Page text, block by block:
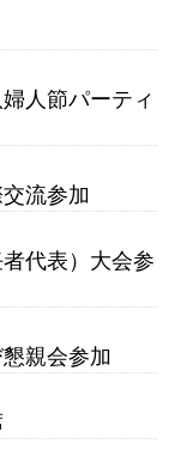
人節パーティ
流参加
代表）大会参
親会参加